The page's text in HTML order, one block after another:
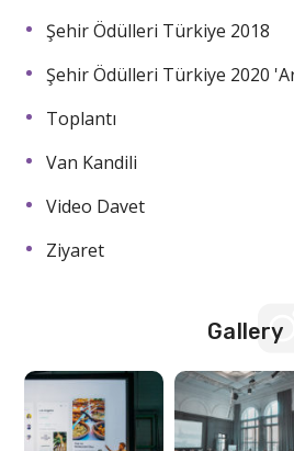
Şehir Ödülleri Türkiye 2018
Şehir Ödülleri Türkiye 2020
Toplantı
Van Kandili
Video Davet
Ziyaret
Gallery